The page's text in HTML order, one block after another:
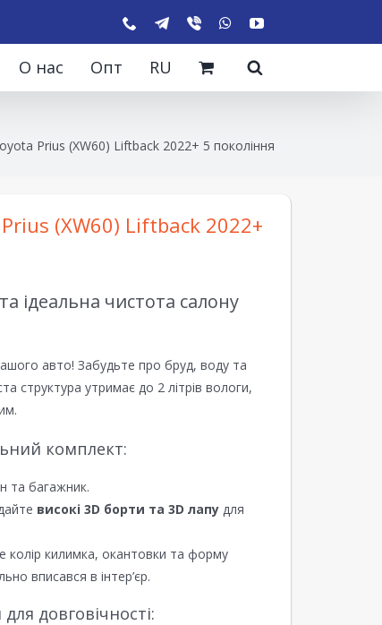
О нас Опт RU
Prius (XW60) Liftback 2022+ 5 покоління
(XW60) Liftback 2022+
ідеальна чистота салону
авто! Забудьте про бруд, воду та
структура утримає до 2 літрів вологи,
комплект:
та багажник.
високі 3D борти та 3D лапу для
колір килимка, окантовки та форму
вписався в інтер’єр.
довговічності: